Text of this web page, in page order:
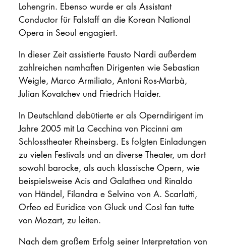
Lohengrin. Ebenso wurde er als Assistant
Conductor für Falstaff an die Korean National
Opera in Seoul engagiert.
In dieser Zeit assistierte Fausto Nardi außerdem
zahlreichen namhaften Dirigenten wie Sebastian
Weigle, Marco Armiliato, Antoni Ros-Marbà,
Julian Kovatchev und Friedrich Haider.
In Deutschland debütierte er als Operndirigent im
Jahre 2005 mit La Cecchina von Piccinni am
Schlosstheater Rheinsberg. Es folgten Einladungen
zu vielen Festivals und an diverse Theater, um dort
sowohl barocke, als auch klassische Opern, wie
beispielsweise Acis and Galathea und Rinaldo
von Händel, Filandra e Selvino von A. Scarlatti,
Orfeo ed Euridice von Gluck und Così fan tutte
von Mozart, zu leiten.
Nach dem großem Erfolg seiner Interpretation von